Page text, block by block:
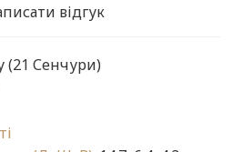
відгук
(21 Сенчури)